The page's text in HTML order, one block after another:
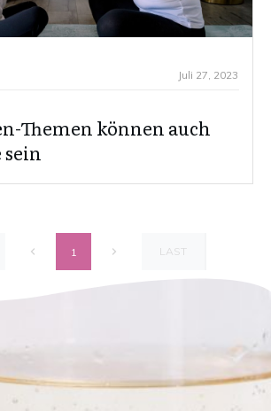
Juli 27, 2023
Themen können auch
sein
1 LAST